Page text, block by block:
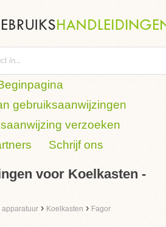
gebruiksaanwijzingen
verzoeken
Schrijf ons
voor Koelkasten -
apparatuur › Koelkasten › Fagor